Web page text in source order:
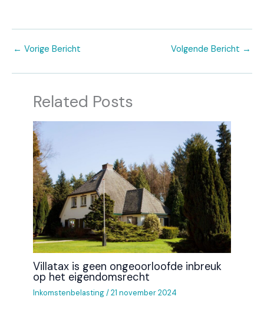
← Vorige Bericht Volgende Bericht →
Related Posts
Villatax is geen ongeoorloofde inbreuk
op het eigendomsrecht
Inkomstenbelasting/21 november 2024